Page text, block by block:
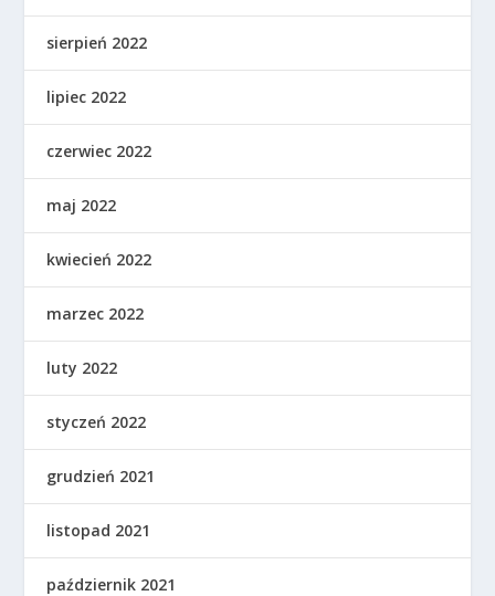
sierpień 2022
lipiec 2022
czerwiec 2022
maj 2022
kwiecień 2022
marzec 2022
luty 2022
styczeń 2022
grudzień 2021
listopad 2021
październik 2021